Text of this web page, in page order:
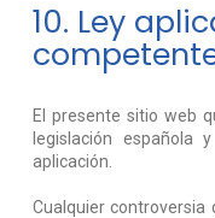
10. Ley
El presente sitio web
legislación española
aplicación.
Cualquier controversia